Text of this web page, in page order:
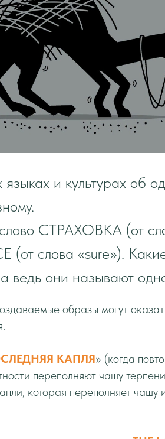
и культурах об
СТРАХОВКА (от
(от слова «sure»).
ведь они называют
образы могут
КАПЛЯ» (когда
переполняют чашу
которая переполняет чашу